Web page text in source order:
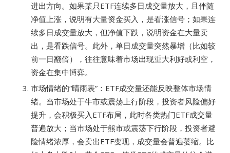
进出方向。如果某只ETF连续多日成交量放大，且伴随
净值上涨，说明有大量资金买入，是看涨信号；如果连
续多日成交量放大，但净值下跌，说明资金在大量卖
出，是看跌信号。此外，单日成交量突然暴增（比如较
前一日翻倍），往往意味着市场出现重大利好或利空，
资金在集中博弈。
市场情绪的“晴雨表”：ETF成交量还能反映整体市场情
绪。当市场处于牛市或震荡上行阶段，投资者风险偏好
提升，会积极买入ETF布局，此时各类热门ETF成交量
普遍放大；当市场处于熊市或震荡下行阶段，投资者避
险情绪浓厚，会卖出ETF变现，成交量会普遍萎缩。比